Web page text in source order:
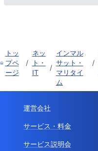
トッ
プペ
ージ
/
ネッ
ト・
IT
/
インマル
サット・
マリタイ
ム
/
運営会社
サービス・料金
サービス説明会